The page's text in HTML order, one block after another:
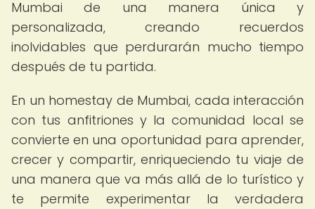
Mumbai de una manera única y
personalizada, creando recuerdos
inolvidables que perdurarán mucho tiempo
después de tu partida.
En un homestay de Mumbai, cada interacción
con tus anfitriones y la comunidad local se
convierte en una oportunidad para aprender,
crecer y compartir, enriqueciendo tu viaje de
una manera que va más allá de lo turístico y
te permite experimentar la verdadera